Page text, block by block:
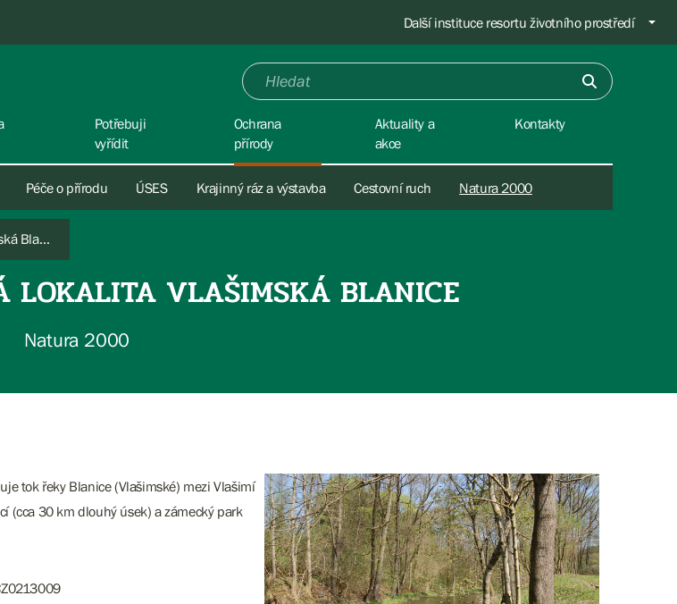
Další instituce resortu životního prostředí
Potřebuji
vyřídit
Ochrana
přírody
Péče o přírodu ÚSES Krajinný ráz a výstavba Cestovní ruch Natura 2000
Aktuality a
akce
Kontakty
Evropsky významná lokalita Vlašimská Blanice
LOKALITA VLAŠIMSKÁ BLANICE
Natura 2000
tok řeky Blanice (Vlašimské) mezi Vlašimí
(cca 30 km dlouhý úsek) a zámecký park